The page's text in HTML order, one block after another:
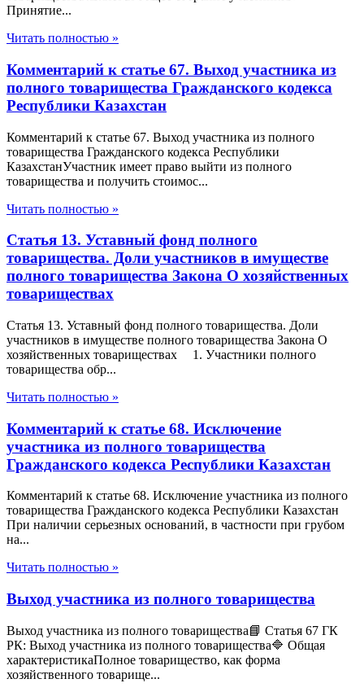
Принятие...
Читать полностью »
Комментарий к статье 67. Выход участника из
полного товарищества Гражданского кодекса
Республики Казахстан
Комментарий к статье 67. Выход участника из полного
товарищества Гражданского кодекса Республики
КазахстанУчастник имеет право выйти из полного
товарищества и получить стоимос...
Читать полностью »
Статья 13. Уставный фонд полного
товарищества. Доли участников в имуществе
полного товарищества Закона О хозяйственных
товариществах
Статья 13. Уставный фонд полного товарищества. Доли
участников в имуществе полного товарищества Закона О
хозяйственных товариществах 1. Участники полного
товарищества обр...
Читать полностью »
Комментарий к статье 68. Исключение
участника из полного товарищества
Гражданского кодекса Республики Казахстан
Комментарий к статье 68. Исключение участника из полного
товарищества Гражданского кодекса Республики Казахстан
При наличии серьезных оснований, в частности при грубом
на...
Читать полностью »
Выход участника из полного товарищества
Выход участника из полного товарищества📘 Статья 67 ГК
РК: Выход участника из полного товарищества🔷 Общая
характеристикаПолное товарищество, как форма
хозяйственного товарище...